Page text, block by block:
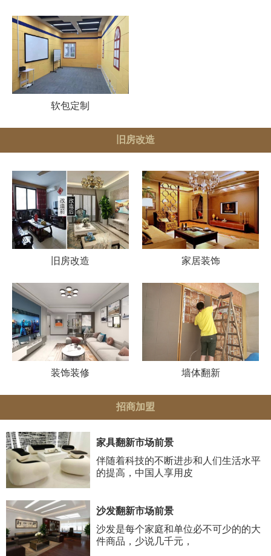
软包定制
旧房改造
旧房改造 家居装饰
装饰装修 墙体翻新
招商加盟
家具翻新市场前景
伴随着科技的不断进步和人们生活水平
的提高，中国人享用皮
沙发翻新市场前景
沙发是每个家庭和单位必不可少的的大
件商品，少说几千元，